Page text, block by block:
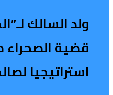
ولد السالك
قضية
استراتيجيا